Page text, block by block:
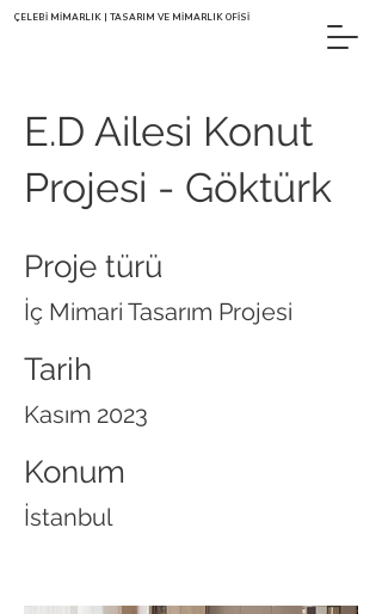
ÇELEBİ MİMARLIK | TASARIM VE MİMARLIK OFİSİ
E.D Ailesi Konut
Projesi - Göktürk
Proje türü
İç Mimari Tasarım Projesi
Tarih
Kasım 2023
Konum
İstanbul